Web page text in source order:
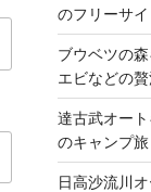
のフリーサ
ブウベツの
エビなどの
達古武オー
のキャンプ旅
日高沙流川